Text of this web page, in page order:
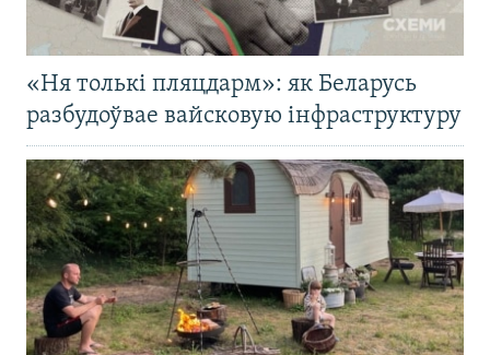
«Ня толькі пляцдарм»: як Беларусь
разбудоўвае вайсковую інфраструктуру